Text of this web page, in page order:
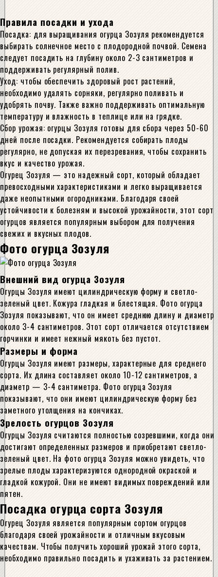
Правила посадки и ухода
Посадка: для выращивания огурца Зозуля рекомендуется
выбирать солнечное место с плодородной почвой. Семена
следует посадить на глубину около 2-3 сантиметров и
поддерживать регулярный полив.
Уход: чтобы обеспечить здоровый рост растений,
необходимо удалять сорняки, регулярно поливать и
удобрять почву. Также важно поддерживать оптимальную
температуру и влажность в теплице или на грядке.
Сбор урожая: огурцы Зозуля готовы для сбора через 50-60
дней после посадки. Рекомендуется собирать плоды
регулярно, не допуская их перезревания, чтобы сохранить
вкус и качество урожая.
Огурец Зозуля — это надежный сорт, который обладает
превосходными характеристиками и легко выращивается
даже неопытными огородниками. Благодаря своей
устойчивости к болезням и высокой урожайности, этот сорт
огурцов является популярным выбором для получения
свежих и вкусных плодов.
Фото огурца Зозуля
Внешний вид огурца Зозуля
Огурцы Зозуля имеют цилиндрическую форму и светло-
зеленый цвет. Кожура гладкая и блестящая. Фото огурца
Зозуля показывают, что он имеет среднюю длину и диаметр
около 3-4 сантиметров. Этот сорт отличается отсутствием
горчинки и имеет нежный мякоть без пустот.
Размеры и форма
Огурцы Зозуля имеют размеры, характерные для среднего
сорта. Их длина составляет около 10-12 сантиметров, а
диаметр — 3-4 сантиметра. Фото огурца Зозуля
показывают, что они имеют цилиндрическую форму без
заметного утолщения на кончиках.
Зрелость огурцов Зозуля
Огурцы Зозуля считаются полностью созревшими, когда они
достигают определенных размеров и приобретают светло-
зеленый цвет. На фото огурца Зозуля можно увидеть, что
зрелые плоды характеризуются однородной окраской и
гладкой кожурой. Они не имеют видимых повреждений или
пятен.
Посадка огурца сорта Зозуля
Огурец Зозуля является популярным сортом огурцов
благодаря своей урожайности и отличным вкусовым
качествам. Чтобы получить хороший урожай этого сорта,
необходимо правильно посадить и ухаживать за растением.